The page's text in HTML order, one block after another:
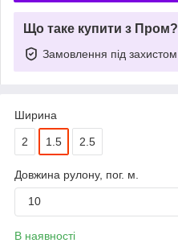
Що таке купити з Пром?
Замовлення під захистом
Ширина
2 1.5 2.5
Довжина рулону, пог. м.
10
В наявності